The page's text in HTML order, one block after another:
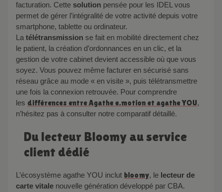
facturation. Cette solution pensée pour les IDEL vous
permet de gérer l’intégralité de votre activité depuis votre
smartphone, tablette ou ordinateur.
Latélétransmission se fait en mobilité directement chez
le patient, la création d’ordonnances en un clic, et la
gestion de votre cabinet devient accessible où que vous
soyez. Vous pouvez même facturer en sécurisé sans
réseau grâce au mode « en visite », puis télétransmettre
une fois la connexion retrouvée. Pour comprendre
les différences entre Agathe e.motion et agathe YOU,
n’hésitez pas à consulter notre comparatif détaillé.
Du lecteur Bloomy au service
client dédié
L’écosystème agathe YOU inclut bloomy, le lecteur de
carte vitale nouvelle génération développé par CBA.